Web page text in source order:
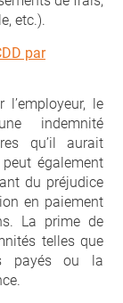
etc.).
par
le
indemnité
qu’il aurait
également
du préjudice
en paiement
La prime de
telles que
payés ou la